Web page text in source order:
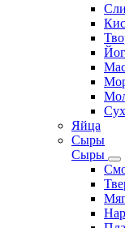
Яйца
Сыры
Сыры